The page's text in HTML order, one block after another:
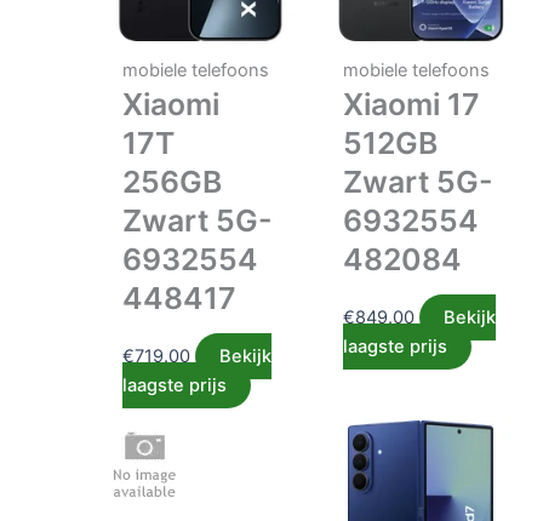
mobiele telefoons
Xiaomi
17T
256GB
Zwart 5G-
6932554
448417
€719.00
Bekijk
laagste prijs
mobiele telefoons
Xiaomi 17
512GB
Zwart 5G-
6932554
482084
€849.00
Bekijk
laagste prijs